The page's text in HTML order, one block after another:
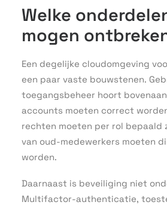
Welke
mogen
Een degelijke cloudomgeving
een paar vaste bouwstenen.
toegangsbeheer hoort
accounts moeten correct
rechten moeten per rol bepaald
van oud-medewerkers moeten
worden.
Daarnaast is beveiliging niet
Multifactor-authenticatie,